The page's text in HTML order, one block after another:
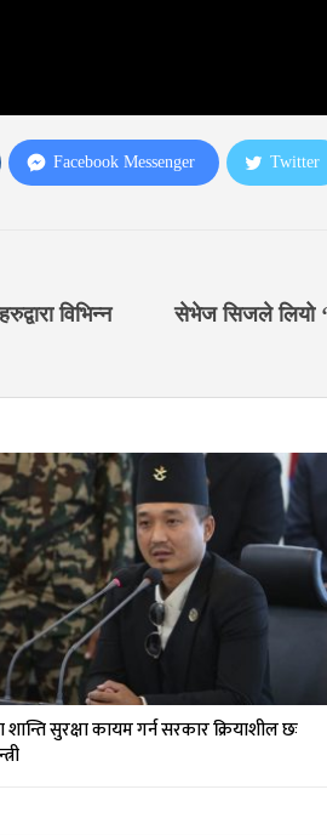
Facebook Messenger Twitter
विभिन्न
सेभेज सिजले लियो
सुरक्षा कायम गर्न सरकार क्रियाशील छः